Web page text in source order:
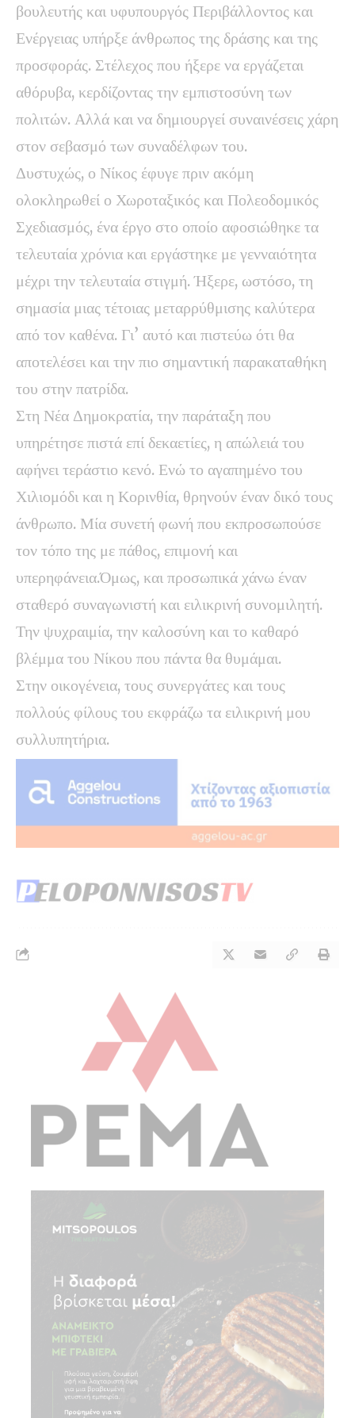
βουλευτής και υφυπουργός Περιβάλλοντος και
Ενέργειας υπήρξε άνθρωπος της δράσης και της
προσφοράς. Στέλεχος που ήξερε να εργάζεται
αθόρυβα, κερδίζοντας την εμπιστοσύνη των
πολιτών. Αλλά και να δημιουργεί συναινέσεις χάρη
στον σεβασμό των συναδέλφων του.
Δυστυχώς, ο Νίκος έφυγε πριν ακόμη
ολοκληρωθεί ο Χωροταξικός και Πολεοδομικός
Σχεδιασμός, ένα έργο στο οποίο αφοσιώθηκε τα
τελευταία χρόνια και εργάστηκε με γενναιότητα
μέχρι την τελευταία στιγμή. Ήξερε, ωστόσο, τη
σημασία μιας τέτοιας μεταρρύθμισης καλύτερα
από τον καθένα. Γι’ αυτό και πιστεύω ότι θα
αποτελέσει και την πιο σημαντική παρακαταθήκη
του στην πατρίδα.
Στη Νέα Δημοκρατία, την παράταξη που
υπηρέτησε πιστά επί δεκαετίες, η απώλειά του
αφήνει τεράστιο κενό. Ενώ το αγαπημένο του
Χιλιομόδι και η Κορινθία, θρηνούν έναν δικό τους
άνθρωπο. Μία συνετή φωνή που εκπροσωπούσε
τον τόπο της με πάθος, επιμονή και
υπερηφάνεια.Όμως, και προσωπικά χάνω έναν
σταθερό συναγωνιστή και ειλικρινή συνομιλητή.
Την ψυχραιμία, την καλοσύνη και το καθαρό
βλέμμα του Νίκου που πάντα θα θυμάμαι.
Στην οικογένεια, τους συνεργάτες και τους
πολλούς φίλους του εκφράζω τα ειλικρινή μου
συλλυπητήρια.